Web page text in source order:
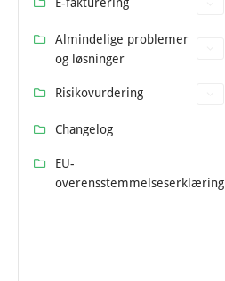
Almindelige problemer
og løsninger
Risikovurdering
Changelog
EU-
overensstemmelseserklæring